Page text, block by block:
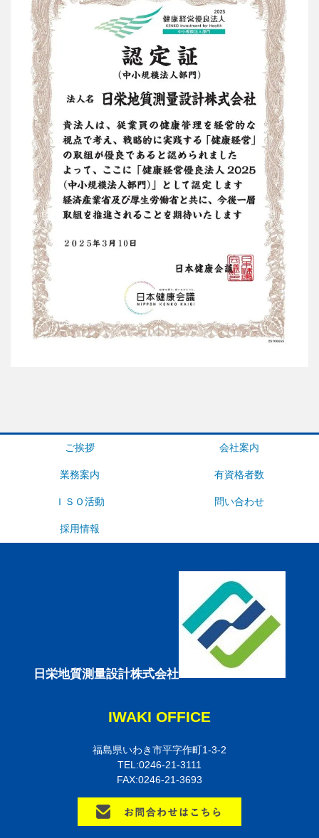
ご挨拶 会社案内
業務案内 有資格者数
ＩＳＯ活動 問い合わせ
採用情報
日栄地質測量設計株式会社
IWAKI OFFICE
福島県いわき市平字作町1-3-2
TEL:0246-21-3111
FAX:0246-21-3693